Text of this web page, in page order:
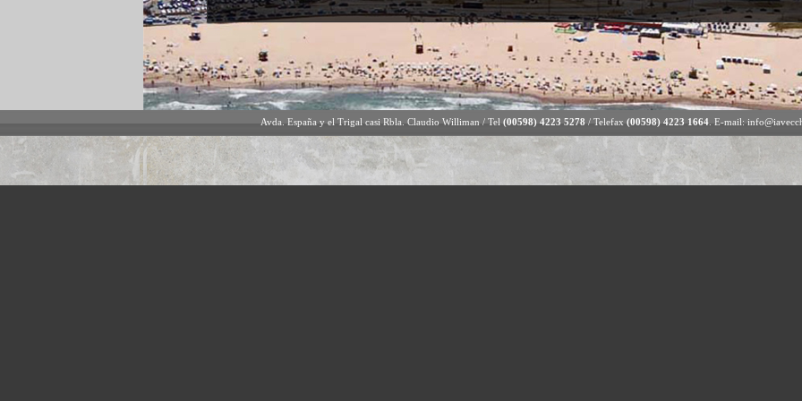
Avda. España y el Trigal casi Rbla. Claudio Williman / Tel (00598) 4223 5278/ Telefax (00598) 4223 1664. E-mail: